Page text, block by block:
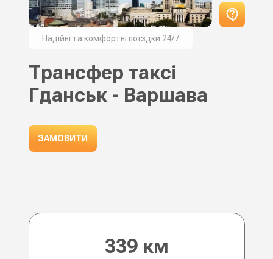
Надійні та комфортні поїздки 24/7
Трансфер таксі
Гданськ - Варшава
ЗАМОВИТИ
339 км